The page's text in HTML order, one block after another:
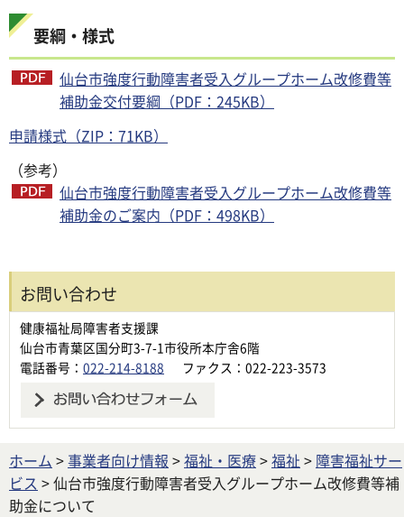
要綱・様式
仙台市強度行動障害者受入グループホーム改修費等
補助金交付要綱（PDF：245KB）
申請様式（ZIP：71KB）
（参考）
仙台市強度行動障害者受入グループホーム改修費等
補助金のご案内（PDF：498KB）
お問い合わせ
健康福祉局障害者支援課
仙台市青葉区国分町3-7-1市役所本庁舎6階
電話番号： 022-214-8188 ファクス：022-223-3573
ホーム >事業者向け情報 >福祉・医療>福祉 > 障害福祉サー
ビス > 仙台市強度行動障害者受入グループホーム改修費等補
助金について